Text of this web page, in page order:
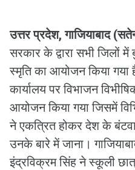
उत्तर प्रदेश, गाजियाबाद
सरकार के द्वारा सभी जिलों में
स्मृति का आयोजन किया गया
कार्यालय पर विभाजन
आयोजन किया गया जिसमें
ने एकत्रित होकर देश के
उनके बारे में जाना।
इंद्रविक्रम सिंह ने स्कूली